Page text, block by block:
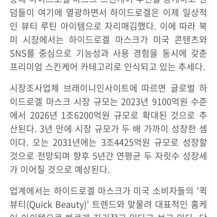
덤들이 여기에 열광하면서 하이드로겔은 이제 일상적
인 뷰티 루틴 아이템으로 자리매김했다. 이에 따라 북
미 시장에서는 하이드로겔 마스크가 미국 콘텐츠와
SNS를 중심으로 기능성과 사용 경험을 동시에 갖춘
프리미엄 스킨케어 카테고리로 인식되고 있는 추세다.
시장조사업체 브래이니인사이트에 따르면 글로벌 하
이드로겔 마스크 시장 규모는 2023년 9100억원 수준
에서 2026년 1조6200억원 규모로 확대된 것으로 추
산된다. 3년 만에 시장 규모가 두 배 가까이 성장한 셈
이다. 오는 2031년에는 3조4425억원 규모로 성장할
것으로 전망되며 향후 5년간 연평균 두 자릿수 성장세
가 이어질 것으로 예상된다.
업계에서는 하이드로겔 마스크가 미국 소비자들의 '퀵
뷰티(Quick Beauty)' 트렌드와 맞물려 대표적인 홈케